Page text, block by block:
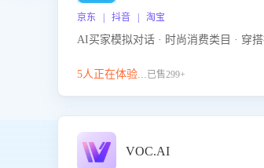
京东 | 抖音 | 淘宝
AI买家模拟对话 · 时尚消费类目 · 穿
5人正在体验...已售299+
VOC.AI